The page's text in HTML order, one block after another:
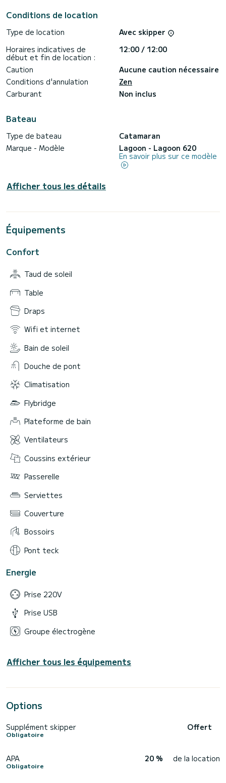
Conditions de location
Type de location
Avec skipper
Horaires indicatives de
début et fin de location :
12:00 / 12:00
Caution
Aucune caution nécessaire
Conditions d'annulation
Zen
Carburant
Non inclus
Bateau
Type de bateau
Catamaran
Marque - Modèle
Lagoon - Lagoon 620
En savoir plus sur ce modèle
Afficher tous les détails
Équipements
Confort
Taud de soleil
Table
Draps
Wifi et internet
Bain de soleil
Douche de pont
Climatisation
Flybridge
Plateforme de bain
Ventilateurs
Coussins extérieur
Passerelle
Serviettes
Couverture
Bossoirs
Pont teck
Energie
Prise 220V
Prise USB
Groupe électrogène
Afficher tous les équipements
Options
Supplément skipper
Obligatoire
Offert
APA
Obligatoire
20 % de la location